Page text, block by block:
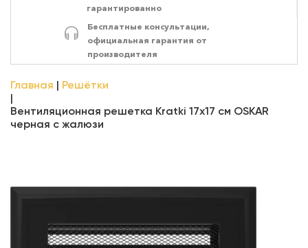
ЭНЕРГОСИСТЕМЫ
гарантированно
Бесплатные консультации,
официальная гарантия от
производителя
Главная Решётки
Вентиляционная решетка Kratki 17x17 см OSKAR
черная с жалюзи